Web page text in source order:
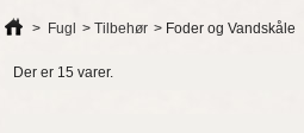
> Fugl > Tilbehør > Foder og Vandskåle
Der er 15 varer.